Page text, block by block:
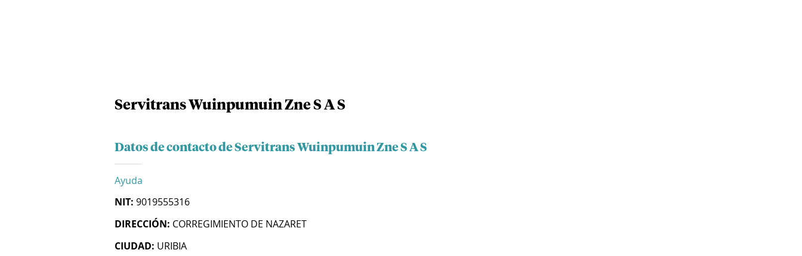
Servitrans Wuinpumuin Zne S A S
Datos de contacto de Servitrans Wuinpumuin Zne S A S
Ayuda
NIT: 9019555316
DIRECCIÓN: CORREGIMIENTO DE NAZARET
CIUDAD: URIBIA